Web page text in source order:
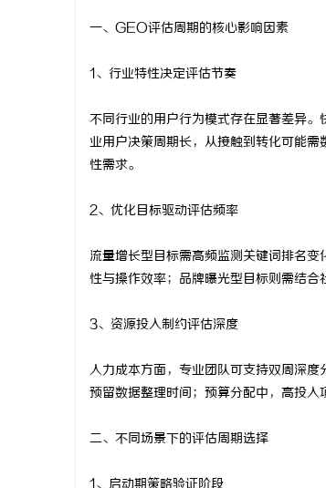
一、GEO评估周期的核心影响因素
1、行业特性决定评估节奏
不同行业的用户行为模式存在显著差异
业用户决策周期长，从接触到转化可能
性需求。
2、优化目标驱动评估频率
流量增长型目标需高频监测关键词排名
性与操作效率；品牌曝光型目标则需结合
3、资源投入制约评估深度
人力成本方面，专业团队可支持双周深
预留数据整理时间；预算分配中，高投入
二、不同场景下的评估周期选择
1、启动期策略验证阶段